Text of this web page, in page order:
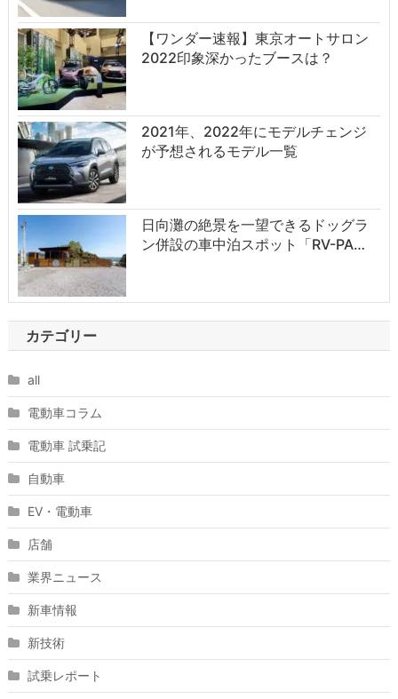
【ワンダー速報】東京オートサロン
2022印象深かったブースは？
2021年、2022年にモデルチェンジ
が予想されるモデル一覧
日向灘の絶景を一望できるドッグラ
ン併設の車中泊スポット「RV-PA…
カテゴリー
all
電動車コラム
電動車 試乗記
自動車
EV・電動車
店舗
業界ニュース
新車情報
新技術
試乗レポート